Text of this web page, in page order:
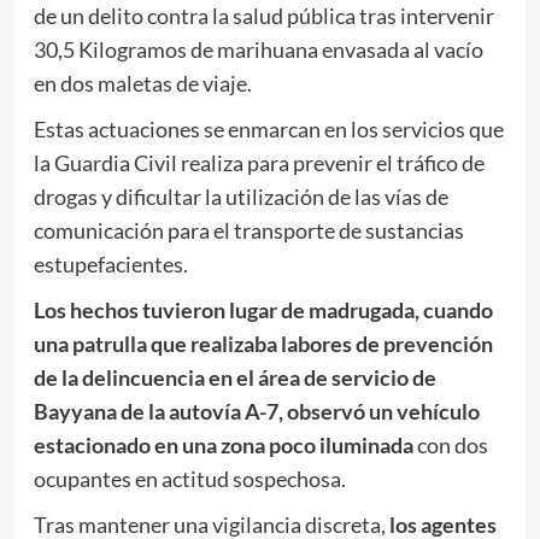
de un delito contra la salud pública tras intervenir
30,5 Kilogramos de marihuana envasada al vacío
en dos maletas de viaje.
Estas actuaciones se enmarcan en los servicios que
la Guardia Civil realiza para prevenir el tráfico de
drogas y dificultar la utilización de las vías de
comunicación para el transporte de sustancias
estupefacientes.
Los hechos tuvieron lugar de madrugada, cuando
una patrulla que realizaba labores de prevención
de la delincuencia en el área de servicio de
Bayyana de la autovía A-7, observó un vehículo
estacionado en una zona poco iluminadacon dos
ocupantes en actitud sospechosa.
Tras mantener una vigilancia discreta, los agentes